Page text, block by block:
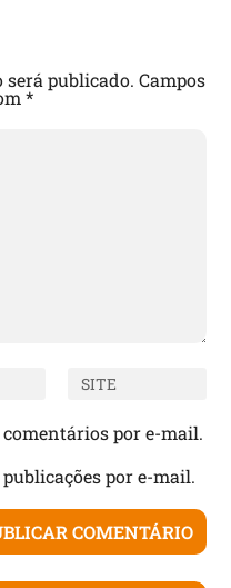
será publicado. Campos
*
por e-mail.
por e-mail.